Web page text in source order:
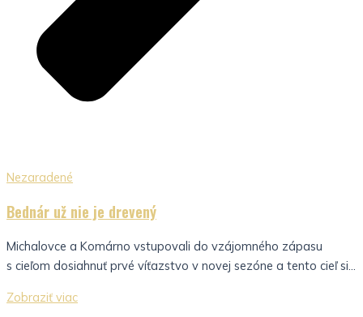
Nezaradené
Bednár už nie je drevený
Michalovce a Komárno vstupovali do vzájomného zápasu
s cieľom dosiahnuť prvé víťazstvo v novej sezóne a tento cieľ si...
Zobraziť viac